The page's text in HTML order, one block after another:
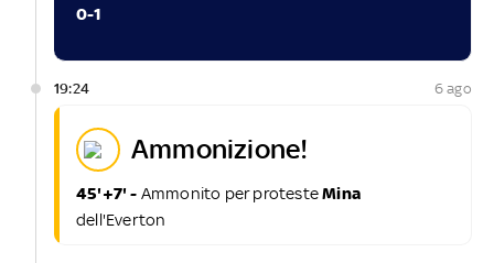
0-1
19:24 6 ago
ammonizione!
45'+7' - Ammonito per protesteMina
dell'Everton